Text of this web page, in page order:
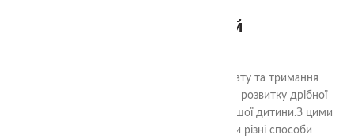
Пінцет зелений
Дитячі пінцети з різним способом захвату та тримання
предметів - це ідеальний інструмент для розвитку дрібної
моторики та навичок роботи руками у вашої дитини.З цими
пінцетами, ваша дитина може вивчати різні способи